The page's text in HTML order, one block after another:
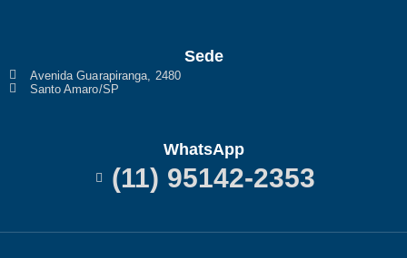
Sede
Avenida Guarapiranga, 2480
Santo Amaro/SP
WhatsApp
(11) 95142-2353